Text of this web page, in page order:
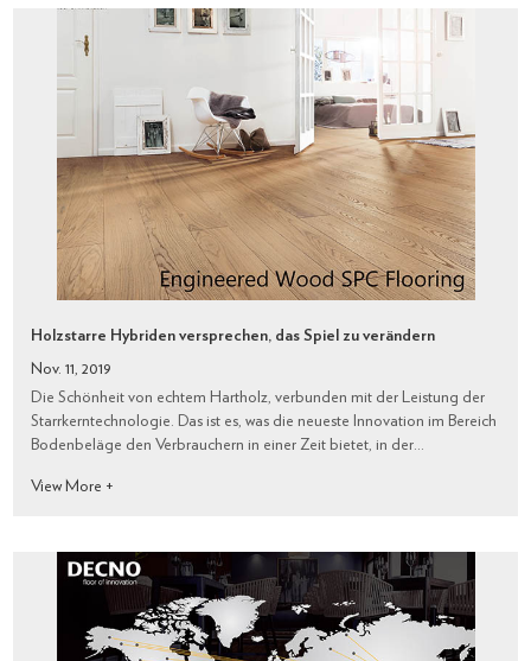
Holzstarre Hybriden versprechen, das Spiel zu verändern
Nov. 11, 2019
Die Schönheit von echtem Hartholz, verbunden mit der Leistung der
Starrkerntechnologie. Das ist es, was die neueste Innovation im Bereich
Bodenbeläge den Verbrauchern in einer Zeit bietet, in der
View More +